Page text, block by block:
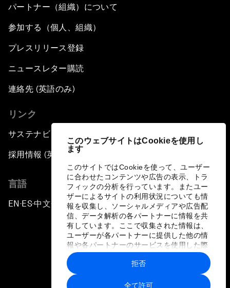
このウェブサイトはCookieを使用し
ます
このサイトではCookieを使って、ユーザー
に合わせたコンテンツや広告の表示、トラ
フィックの分析を行っています。またユー
ザーによるサイトの利用状況についても情
報を収集し、ソーシャルメディアや広告配
信、データ解析の各パートナーに情報を共
有しています。ここで収集された情報は、
ユーザーが各パートナーに提供した他の情
報や各パートナーのサービスを使用した際
に収集された情報と組み合わされ、各パー
トナーによって使用されることがありま
す。
全て許可
拒否
パートナー（組織）について
参加する（個人、組織）
プレスリリース登録
ニュースレター購読
連絡先 (英語のみ)
リンク
サステナビリティへの取り組み
採用情報 (英語のみ)
言語
EN ▪ES▪中文▪ 日本語
プライバシーポリシーと利用規約